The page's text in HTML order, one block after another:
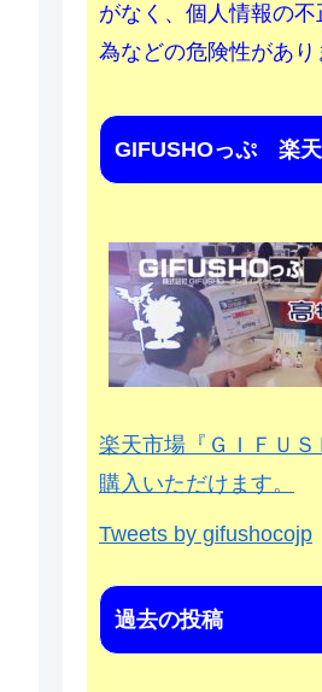
がなく、個人情報の
為などの危険性があり
GIFUSHOっぷ 楽
楽天市場『ＧＩＦＵＳ
購入いただけます。
Tweets by gifushocojp
過去の投稿